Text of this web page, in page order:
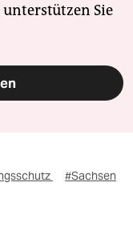
Sie
#Sachsen